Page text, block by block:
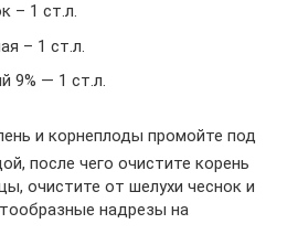
– 1 ст.л.
– 1 ст.л.
9% — 1 ст.л.
и корнеплоды промойте под
после чего очистите корень
очистите от шелухи чеснок и
надрезы на